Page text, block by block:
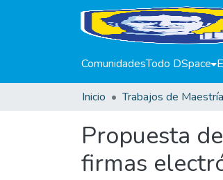
ComunidadesTodo DSpace
Inicio
Propuesta
firmas